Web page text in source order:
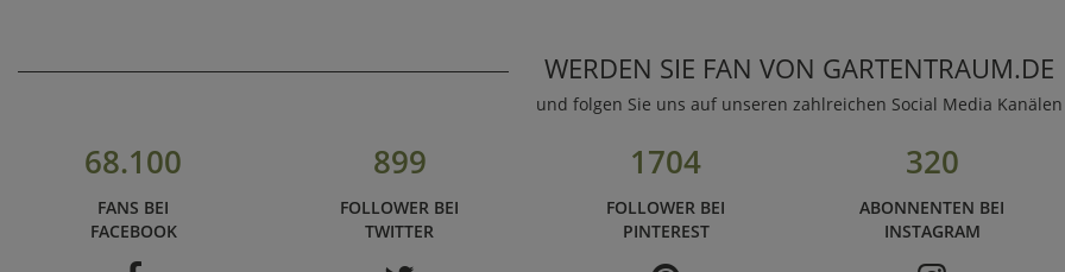
WERDEN SIE FAN VON GARTENTRAUM.DE
und folgen Sie uns auf unseren zahlreichen Social Media Kanälen
68.100
FANS BEI
FACEBOOK
899
FOLLOWER BEI
TWITTER
1704
FOLLOWER BEI
PINTEREST
320
ABONNENTEN BEI
INSTAGRAM